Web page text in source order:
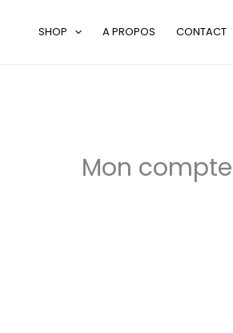
SHOP A PROPOS CONTACT
Mon compte